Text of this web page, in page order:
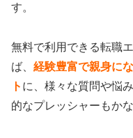
す。
無料で利用できる転職
ば、 経験豊富で親身に
ト に、様々な質問や悩
的なプレッシャーもか